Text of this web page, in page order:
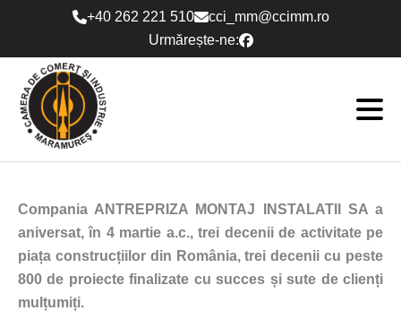
content
+40 262 221 510
cci_mm@ccimm.ro
Urmărește-ne:
Compania ANTREPRIZA MONTAJ INSTALATII SA a
aniversat, în 4 martie a.c., trei decenii de activitate pe
piața construcțiilor din România, trei decenii cu peste
800 de proiecte finalizate cu succes și sute de clienți
mulțumiți.